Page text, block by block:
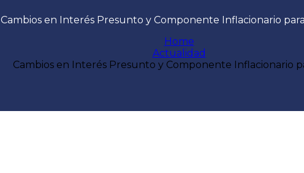
Cambios en Interés Presunto y Componente Inflacionario
Home
Actualidad
Cambios en Interés Presunto y Componente Inflacionario